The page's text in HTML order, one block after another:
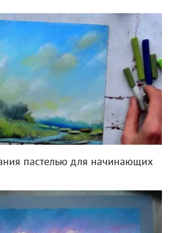
пастелью для начинающих